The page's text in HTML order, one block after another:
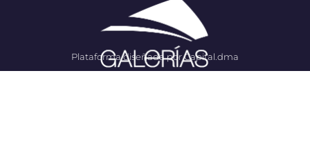
Plataforma diseñada por Capital.dma